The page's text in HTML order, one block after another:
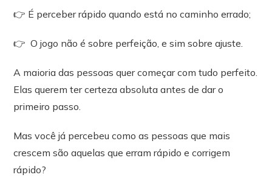
👉 É perceber rápido quando está no caminho errado;
👉 O jogo não é sobre perfeição, e sim sobre ajuste.
A maioria das pessoas quer começar com tudo perfeito.
Elas querem ter certeza absoluta antes de dar o
primeiro passo.
Mas você já percebeu como as pessoas que mais
crescem são aquelas que erram rápido e corrigem
rápido?